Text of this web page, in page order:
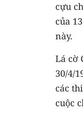
cựu
của
này.
Lá cờ
30/4/
các
cuộc